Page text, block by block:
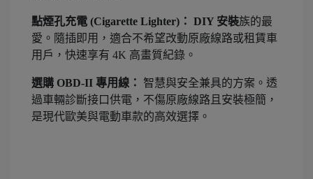
點煙孔充電 (Cigarette Lighter)： DIY 安裝族的最
愛。隨插即用，適合不希望改動原廠線路或租賃車
用戶，快速享有 4K 高畫質紀錄。
選購 OBD-II 專用線：
智慧與安全兼具的方案。透
過車輛診斷接口供電，不傷原廠線路且安裝極簡，
是現代歐美與電動車款的高效選擇。